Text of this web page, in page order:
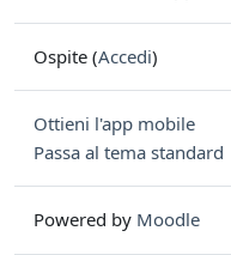
Ospite (Accedi)
Ottieni l'app mobile
Passa al tema standard
Powered by Moodle